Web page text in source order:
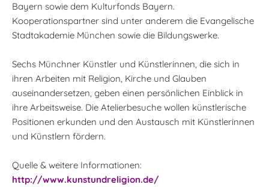
Bayern sowie dem Kulturfonds Bayern.
Kooperationspartner sind unter anderem die Evangelische
Stadtakademie München sowie die Bildungswerke.
Sechs Münchner Künstler und Künstlerinnen, die sich in
ihren Arbeiten mit Religion, Kirche und Glauben
auseinandersetzen, geben einen persönlichen Einblick in
ihre Arbeitsweise. Die Atelierbesuche wollen künstlerische
Positionen erkunden und den Austausch mit Künstlerinnen
und Künstlern fördern.
Quelle & weitere Informationen:
http://www.kunstundreligion.de/